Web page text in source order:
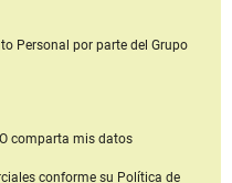
Personal por parte del Grupo
comparta mis datos
conforme su Política de